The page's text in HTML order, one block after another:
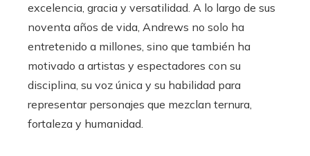
excelencia, gracia y versatilidad. A lo largo de sus
noventa años de vida, Andrews no solo ha
entretenido a millones, sino que también ha
motivado a artistas y espectadores con su
disciplina, su voz única y su habilidad para
representar personajes que mezclan ternura,
fortaleza y humanidad.